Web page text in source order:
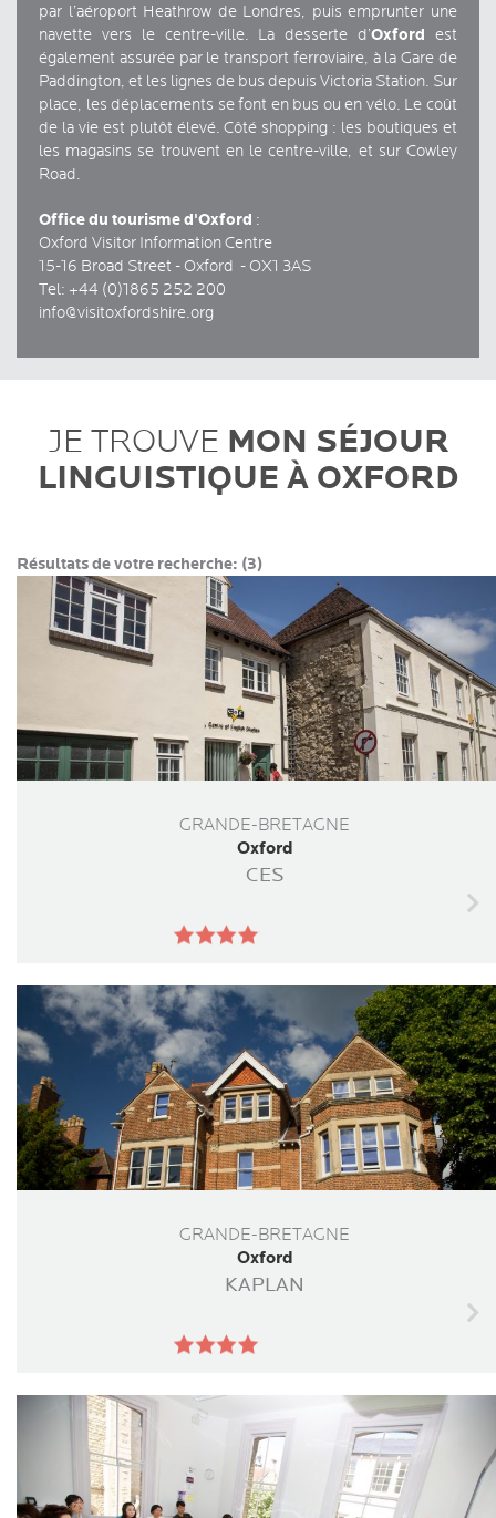
par l’aéroport Heathrow de Londres, puis emprunter une
navette vers le centre-ville. La desserte d’Oxford est
également assurée par le transport ferroviaire, à la Gare de
Paddington, et les lignes de bus depuis Victoria Station. Sur
place, les déplacements se font en bus ou en vélo. Le coût
de la vie est plutôt élevé. Côté shopping : les boutiques et
les magasins se trouvent en le centre-ville, et sur Cowley
Road.
Office du tourisme d'Oxford :
Oxford Visitor Information Centre
15-16 Broad Street - Oxford - OX1 3AS
Tel: +44 (0)1865 252 200
info@visitoxfordshire.org
JE TROUVE MON SÉJOUR
LINGUISTIQUE À OXFORD
Résultats de votre recherche: (3)
GRANDE-BRETAGNE
Oxford
CES
GRANDE-BRETAGNE
Oxford
KAPLAN